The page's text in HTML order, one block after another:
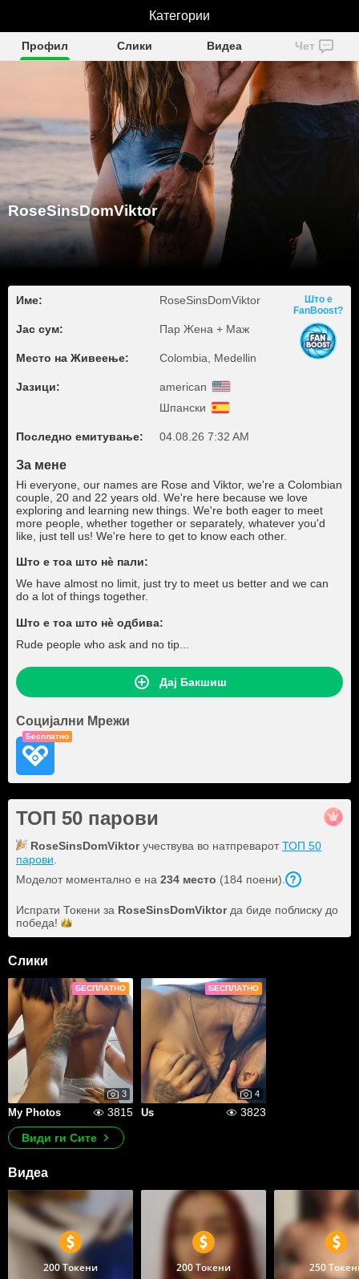
RoseSinsDomViktor
Профил Слики Видеа Чет
RoseSinsDomViktor
Име: RoseSinsDomViktor
Јас сум: Пар Жена + Маж
Место на Живеење: Colombia, Medellin
Јазици:
american
Шпански
Последно емитување: 04.08.26 7:32 AM
Што е
FanBoost?
За мене
Hi everyone, our names are Rose and Viktor, we're a Colombian
couple, 20 and 22 years old. We're here because we love
exploring and learning new things. We're both eager to meet
more people, whether together or separately, whatever you'd
like, just tell us! We're here to get to know each other.
Што е тоа што нѐ пали:
We have almost no limit, just try to meet us better and we can
do a lot of things together.
Што е тоа што нѐ одбива:
Rude people who ask and no tip...
Дај Бакшиш
Социјални Мрежи
Бесплатно
ТОП 50 парови
RoseSinsDomViktor учествува во натпреваротТОП 50
парови
Моделот моментално е на 234 место (184 поени).
Испрати Токени за RoseSinsDomViktor да биде поблиску до
победа!
Слики
БЕСПЛАТНО
3
My Photos 3815
БЕСПЛАТНО
4
Us
3823
Види ги Сите
Видеа
200 Токени 200 Токени 250
Категории